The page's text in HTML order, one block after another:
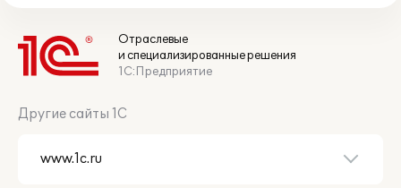
Отраслевые
и специализированные решения
1С:Предприятие
Другие сайты 1С